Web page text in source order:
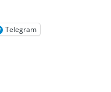
Telegram